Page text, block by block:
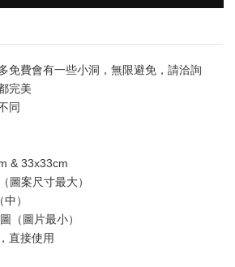
免費會有一些小洞，無限避免，請洽詢
完美
同
& 33x33cm
圖案尺寸最大）
）
片最小）
直接使用